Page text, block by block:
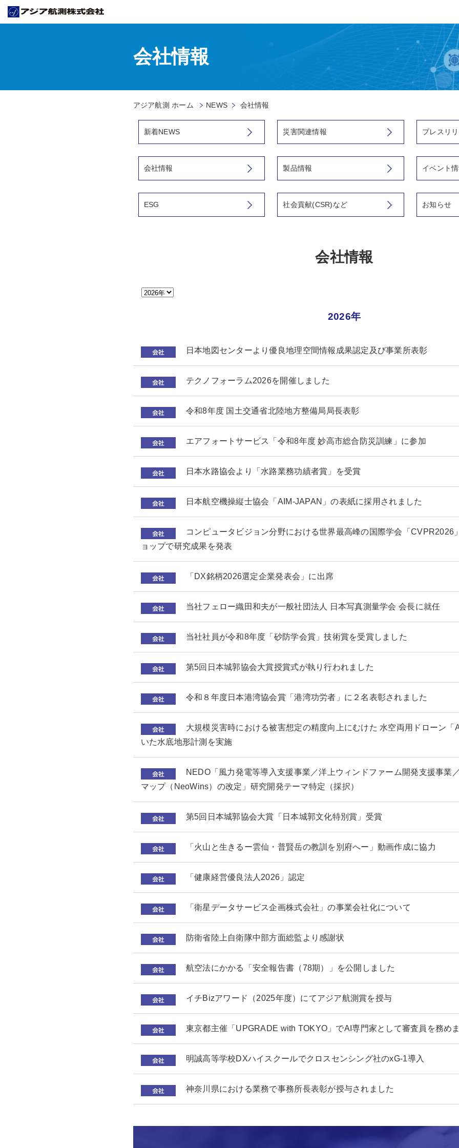
会社情報
アジア航測 ホーム NEWS 会社情報
新着NEWS 災害関連情報 プレスリ
会社情報 製品情報 イベント
ESG 社会貢献(CSR)など お知らせ
会社情報
2026年
日本地図センターより優良地理空間情報成果認定及び事業所表彰
テクノフォーラム2026を開催しました
令和8年度 国土交通省北陸地方整備局局長表彰
エアフォートサービス「令和8年度 妙高市総合防災訓練」に参加
日本水路協会より「水路業務功績者賞」を受賞
日本航空機操縦士協会「AIM-JAPAN」の表紙に採用されました
コンピュータビジョン分野における世界最高峰の国際学会「CVPR2026
ョップで研究成果を発表
「DX銘柄2026選定企業発表会」に出席
当社フェロー織田和夫が一般社団法人 日本写真測量学会 会長に就任
当社社員が令和8年度「砂防学会賞」技術賞を受賞しました
第5回日本城郭協会大賞授賞式が執り行われました
令和８年度日本港湾協会賞「港湾功労者」に２名表彰されました
大規模災害時における被害想定の精度向上にむけた 水空両用ドローン「
いた水底地形計測を実施
NEDO「風力発電等導入支援事業／洋上ウィンドファーム開発支援事業
マップ（NeoWins）の改定」研究開発テーマ特定（採択）
第5回日本城郭協会大賞「日本城郭文化特別賞」受賞
「火山と生きるー雲仙・普賢岳の教訓を別府へー」動画作成に協力
「健康経営優良法人2026」認定
「衛星データサービス企画株式会社」の事業会社化について
防衛省陸上自衛隊中部方面総監より感謝状
航空法にかかる「安全報告書（78期）」を公開しました
イチBizアワード（2025年度）にてアジア航測賞を授与
東京都主催「UPGRADE with TOKYO」でAI専門家として審査員を務め
明誠高等学校DXハイスクールでクロスセンシング社のxG-1導入
神奈川県における業務で事務所長表彰が授与されました